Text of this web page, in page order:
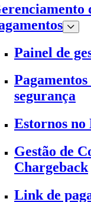
Painel de
segurança
Estornos no
Gestão de
Chargeback
Link de